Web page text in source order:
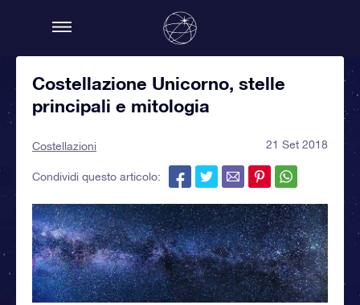
Costellazione Unicorno, stelle
principali e mitologia
Costellazioni 21 Set 2018
Condividi questo articolo: